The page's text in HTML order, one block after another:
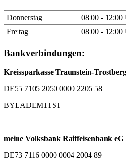
Donnerstag 08:00 - 12:00
Freitag
08:00 - 12:00
Bankverbindungen:
Kreissparkasse Traunstein-Trostberg
DE55 7105 2050 0000 2205 58
BYLADEM1TST
meine Volksbank Raiffeisenbank eG
DE73 7116 0000 0004 2004 89